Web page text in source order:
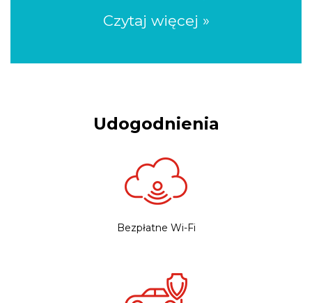
Czytaj więcej »
Udogodnienia
Bezpłatne Wi-Fi